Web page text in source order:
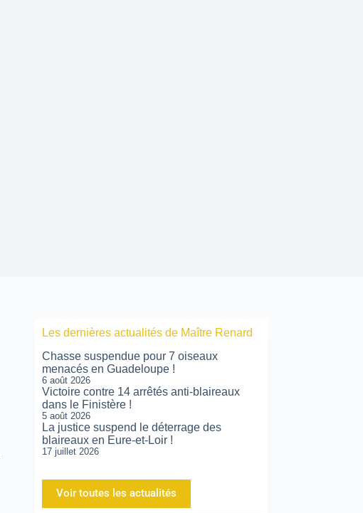
Les dernières actualités de Maître Renard
Chasse suspendue pour 7 oiseaux
menacés en Guadeloupe !
6 août 2026
Victoire contre 14 arrêtés anti-blaireaux
dans le Finistère !
5 août 2026
La justice suspend le déterrage des
blaireaux en Eure-et-Loir !
17 juillet 2026
Voir toutes les actualités